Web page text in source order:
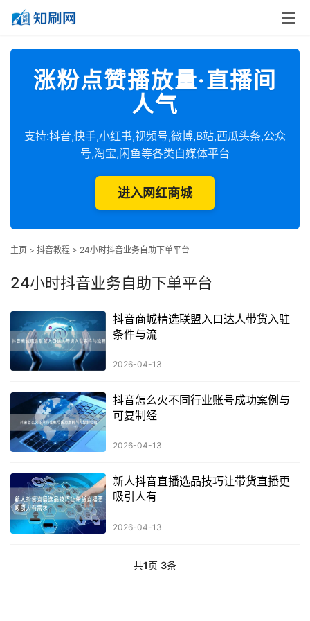
涨粉点赞播放量·直播间
人气
支持:抖音,快手,小红书,视频号,微博,B站,西瓜头条,公众
号,淘宝,闲鱼等各类自媒体平台
进入网红商城
主页 > 抖音教程 > 24小时抖音业务自助下单平台
24小时抖音业务自助下单平台
抖音商城精选联盟入口达人带货入驻
条件与流
2026-04-13
抖音怎么火不同行业账号成功案例与
可复制经
2026-04-13
新人抖音直播选品技巧让带货直播更
吸引人有
2026-04-13
共1页 3条